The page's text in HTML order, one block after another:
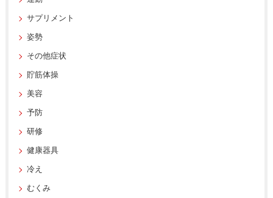
サプリメント
姿勢
その他症状
貯筋体操
美容
予防
研修
健康器具
冷え
むくみ